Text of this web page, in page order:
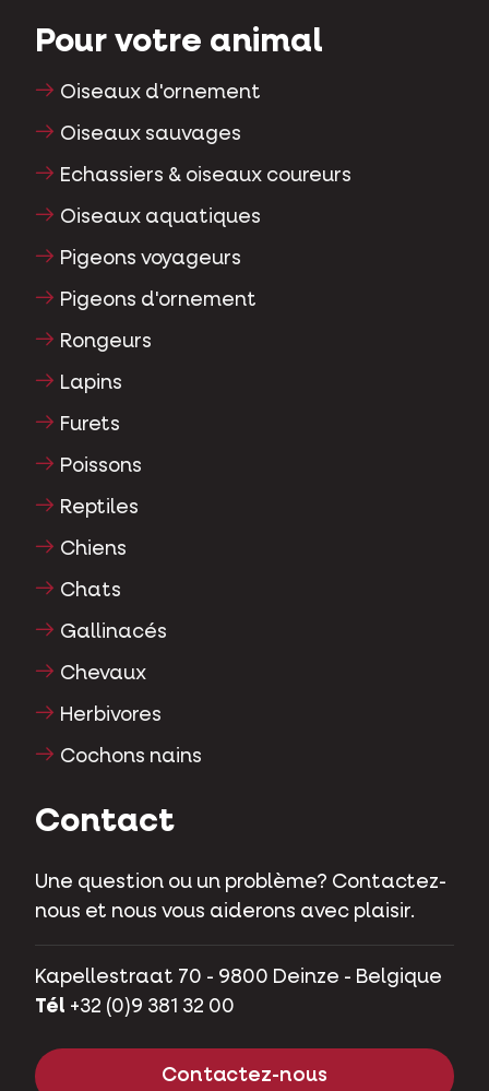
Pour votre animal
Oiseaux d'ornement
Oiseaux sauvages
Echassiers & oiseaux coureurs
Oiseaux aquatiques
Pigeons voyageurs
Pigeons d'ornement
Rongeurs
Lapins
Furets
Poissons
Reptiles
Chiens
Chats
Gallinacés
Chevaux
Herbivores
Cochons nains
Contact
Une question ou un problème? Contactez-
nous et nous vous aiderons avec plaisir.
Kapellestraat 70 - 9800 Deinze - Belgique
Tél +32 (0)9 381 32 00
Contactez-nous